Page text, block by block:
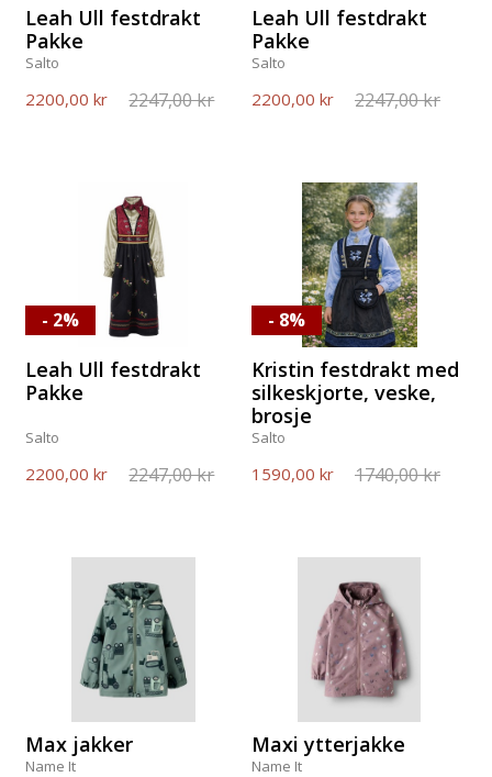
Leah Ull festdrakt
Pakke
Salto
2200,00 kr 2247,00 kr
Leah Ull festdrakt
Pakke
Salto
2200,00 kr 2247,00 kr
Leah Ull festdrakt
Pakke
Salto
2200,00 kr 2247,00 kr
- 2%
Kristin festdrakt med
silkeskjorte, veske,
brosje
Salto
1590,00 kr 1740,00 kr
- 8%
Max jakker
Name It
Maxi ytterjakke
Name It